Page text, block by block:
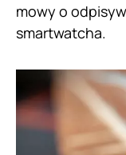
mowy o
smartwatcha.